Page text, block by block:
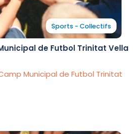
Sports - Collectifs
de Futbol Trinitat Vella
Municipal de Futbol Trinitat